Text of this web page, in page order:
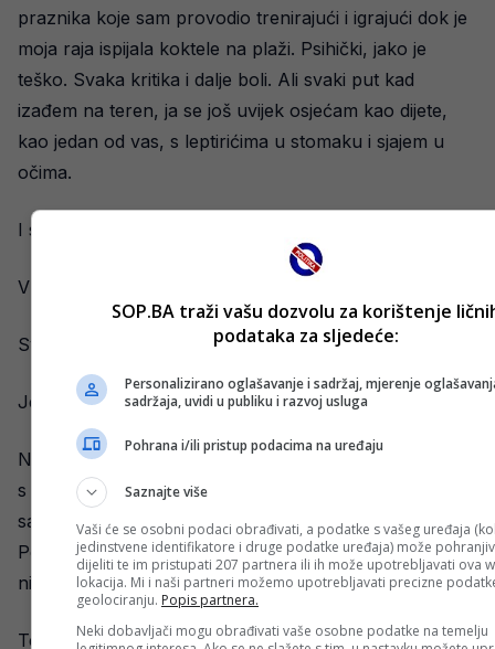
praznika koje sam provodio trenirajući i igrajući dok je
moja raja ispijala koktele na plaži. Psihički, jako je
teško. Svaka kritika i dalje boli. Ali svaki put kad
izađem na teren, ja se još uvijek osjećam kao dijete,
kao jedan od vas, s leptirićima u stomaku i sjajem u
očima.
I svaki put sebi kažem istu stvar.
Vrijedilo je.
Sve je vrijedilo.
Jer bez loših trenutaka nema ni onih dobrih.
Nakon što smo pobijedili Italiju, prvo sam se pozdravio
s mojim prijateljima s kojima sam igrao u Serie A. Onda
sam otišao pronaći svoju porodicu na tribinama.
Poljubio sam svoju suprugu. Zagrlio roditelje. Bez njih
ništa od ovoga ne bi bilo moguće.
Te noći i samo biti u Zenici bilo je nešto posebno.
SOP.BA traži vašu dozvolu za korištenje
podataka za sljedeće:
Personalizirano oglašavanje i sadržaj, mjerenje
sadržaja, uvidi u publiku i razvoj usluga
Pohrana i/ili pristup podacima na uređaju
Saznajte više
Vaši će se osobni podaci obrađivati, a podatke s vašeg uređaja
jedinstvene identifikatore i druge podatke uređaja) može
dijeliti te im pristupati 207 partnera ili ih može upotrebljavati ova
lokacija. Mi i naši partneri možemo upotrebljavati precizne
geolociranju. Popis partnera.
Neki dobavljači mogu obrađivati vaše osobne podatke na temelju